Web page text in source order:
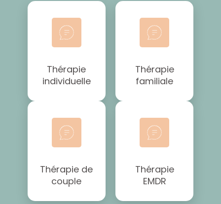
Thérapie
individuelle
Thérapie de
couple
Thérapie
familiale
Thérapie
EMDR